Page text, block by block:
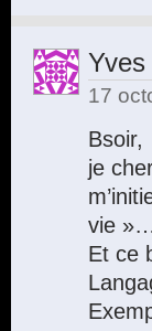
Yves
17
Bsoir,
je
vie
Et ce